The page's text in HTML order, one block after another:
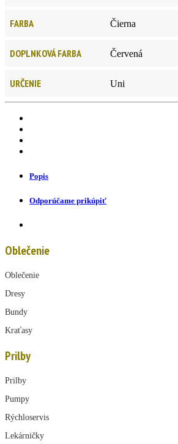
FARBA Čierna
DOPLNKOVÁ FARBA Červená
URČENIE Uni
Popis
Odporúčame prikúpiť
Oblečenie
Oblečenie
Dresy
Bundy
Kraťasy
Prilby
Prilby
Pumpy
Rýchloservis
Lekárničky